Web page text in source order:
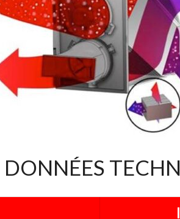
DONNÉES